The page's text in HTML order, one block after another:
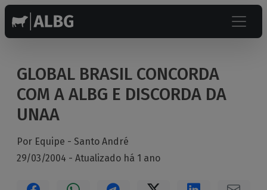
GLOBAL BRASIL CONCORDA
COM A ALBG E DISCORDA DA
UNAA
Por Equipe - Santo André
29/03/2004 - Atualizado há 1 ano